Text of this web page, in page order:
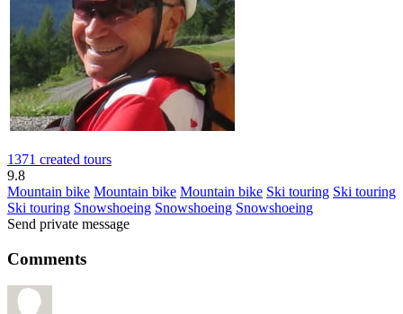
1371 created tours
9.8
Mountain bike Mountain bike Mountain bike Ski touring Ski touring
Ski touring Snowshoeing Snowshoeing Snowshoeing
Send private message
Comments